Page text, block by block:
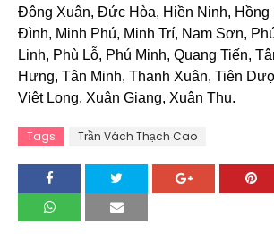
Đông Xuân, Đức Hòa, Hiền Ninh, Hồng
Đình, Minh Phú, Minh Trí, Nam Sơn,
Linh, Phù Lỗ, Phú Minh, Quang Tiến,
Hưng, Tân Minh, Thanh Xuân, Tiên
Việt Long, Xuân Giang, Xuân Thu.
Tags Trần Vách Thạch Cao